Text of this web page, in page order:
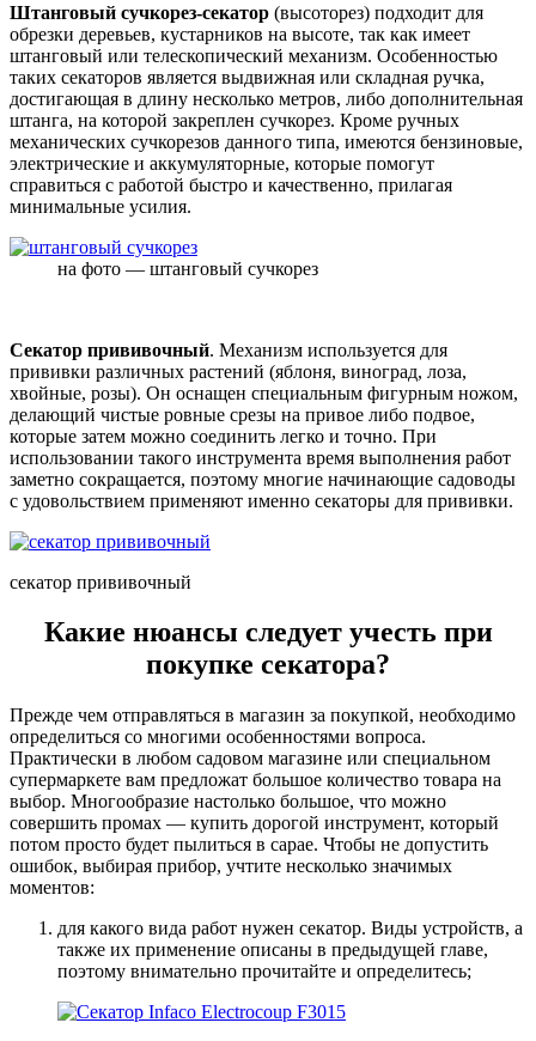
Штанговый сучкорез-секатор (высоторез) подходит для
обрезки деревьев, кустарников на высоте, так как имеет
штанговый или телескопический механизм. Особенностью
таких секаторов является выдвижная или складная ручка,
достигающая в длину несколько метров, либо дополнительная
штанга, на которой закреплен сучкорез. Кроме ручных
механических сучкорезов данного типа, имеются бензиновые,
электрические и аккумуляторные, которые помогут
справиться с работой быстро и качественно, прилагая
минимальные усилия.
на фото — штанговый сучкорез
Секатор прививочный. Механизм используется для
прививки различных растений (яблоня, виноград, лоза,
хвойные, розы). Он оснащен специальным фигурным ножом,
делающий чистые ровные срезы на привое либо подвое,
которые затем можно соединить легко и точно. При
использовании такого инструмента время выполнения работ
заметно сокращается, поэтому многие начинающие садоводы
с удовольствием применяют именно секаторы для прививки.
секатор прививочный
Какие нюансы следует учесть при
покупке секатора?
Прежде чем отправляться в магазин за покупкой, необходимо
определиться со многими особенностями вопроса.
Практически в любом садовом магазине или специальном
супермаркете вам предложат большое количество товара на
выбор. Многообразие настолько большое, что можно
совершить промах — купить дорогой инструмент, который
потом просто будет пылиться в сарае. Чтобы не допустить
ошибок, выбирая прибор, учтите несколько значимых
моментов:
для какого вида работ нужен секатор. Виды устройств, а
также их применение описаны в предыдущей главе,
поэтому внимательно прочитайте и определитесь;